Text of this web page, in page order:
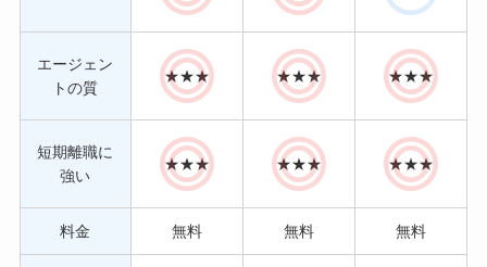
エージェン
トの質
★★★ ★★★ ★★★
短期離職に
強い
★★★ ★★★ ★★★
料金 無料 無料 無料